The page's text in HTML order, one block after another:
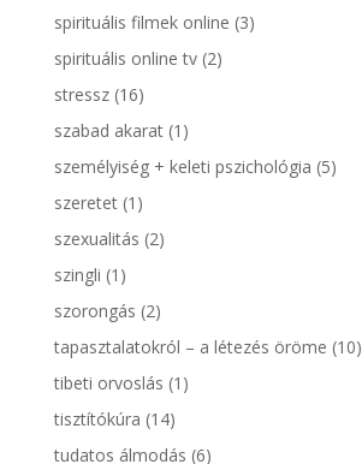
spirituális filmek online (3)
spirituális online tv(2)
stressz(16)
szabad akarat(1)
személyiség + keleti pszichológia (5)
szeretet(1)
szexualitás (2)
szingli (1)
szorongás (2)
tapasztalatokról – a létezés öröme (10)
tibeti orvoslás (1)
tisztítókúra (14)
tudatos álmodás (6)